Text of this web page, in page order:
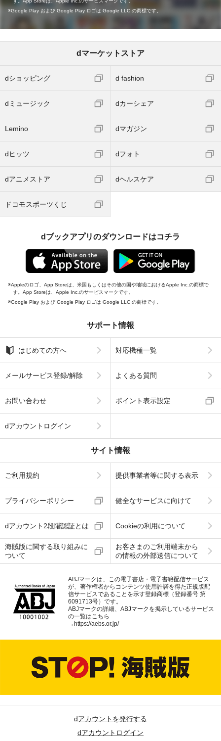
Google Play および Google Play ロゴは Google LLC の商標です。
dマーケットストア
dショッピング d fashion
dミュージック dカーシェア
Lemino dマガジン
dヒッツ dフォト
dアニメストア dヘルスケア
ドコモスポーツくじ
dブックアプリのダウンロードはコチラ
Appleのロゴ、App Storeは、米国もしくはその他の国や地域におけるApple Inc.の商標で
す。App Storeは、Apple Inc.のサービスマークです。
Google Play および Google Play ロゴは Google LLC の商標です。
サポート情報
はじめての方へ 対応機種一覧
メールサービス登録/解除 よくある質問
お問い合わせ ポイント表示設定
dアカウントログイン
サイト情報
ご利用規約 提供事業者等に関する表示
プライバシーポリシー 健全なサービスに向けて
dアカウント2段階認証とは Cookieの利用について
海賊版に関する取り組みに
ついて
お客さまのご利用端末から
の情報の外部送信について
ABJマークは、この電子書店・電子書籍配信サービス
が、著作権者からコンテンツ使用許諾を得た正規版配
信サービスであることを示す登録商標（登録番号 第
6091713号）です。
ABJマークの詳細、ABJマークを掲示しているサービス
の一覧はこちら
→ https://aebs.or.jp/
dアカウントを発行する
dアカウントログイン